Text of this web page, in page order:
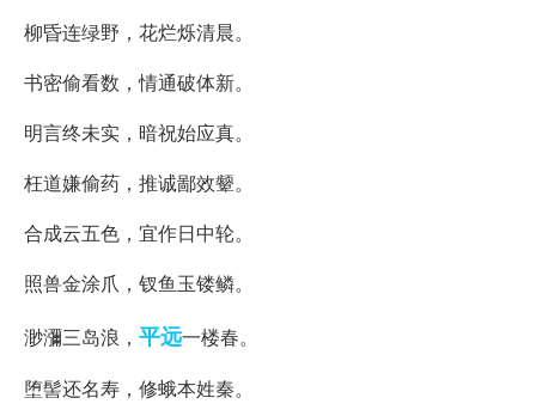
柳昏连绿野，花烂烁清晨。
书密偷看数，情通破体新。
明言终未实，暗祝始应真。
枉道嫌偷药，推诚鄙效颦。
合成云五色，宜作日中轮。
照兽金涂爪，钗鱼玉镂鳞。
渺瀰三岛浪， 平远一楼春。
堕髻还名寿，修蛾本姓秦。